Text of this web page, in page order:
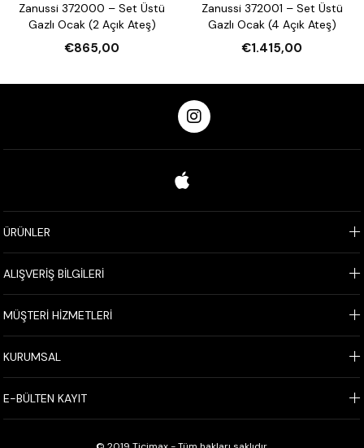
Zanussi 372000 – Set Üstü
Gazlı Ocak (2 Açık Ateş)
€865,00
Zanussi 372001 – Set Üstü
Gazlı Ocak (4 Açık Ateş)
€1.415,00
ÜRÜNLER
ALIŞVERİŞ BİLGİLERİ
MÜŞTERİ HİZMETLERİ
KURUMSAL
E-BÜLTEN KAYIT